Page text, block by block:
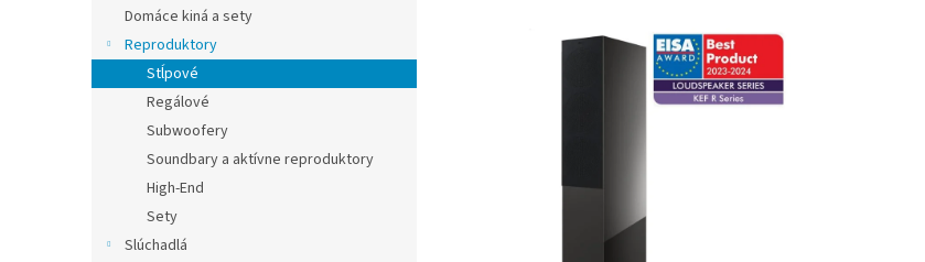
a
Domáce kiná a sety
Reproduktory
Stĺpové
Regálové
Subwoofery
Soundbary a aktívne reproduktory
High-End
Sety
Slúchadlá